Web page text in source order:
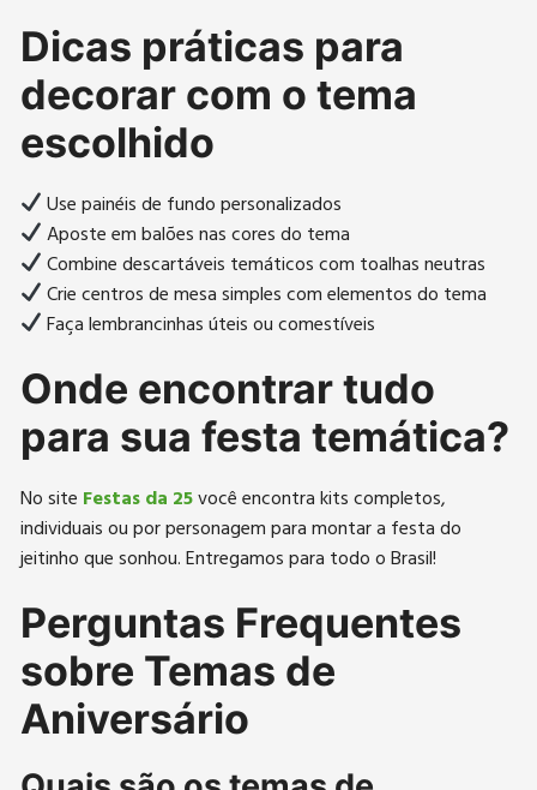
Dicas práticas para
decorar com o tema
escolhido
Use painéis de fundo personalizados
Aposte em balões nas cores do tema
Combine descartáveis temáticos com toalhas neutras
Crie centros de mesa simples com elementos do tema
Faça lembrancinhas úteis ou comestíveis
Onde encontrar tudo
para sua festa temática?
No site Festas da 25você encontra kits completos,
individuais ou por personagem para montar a festa do
jeitinho que sonhou. Entregamos para todo o Brasil!
Perguntas Frequentes
sobre Temas de
Aniversário